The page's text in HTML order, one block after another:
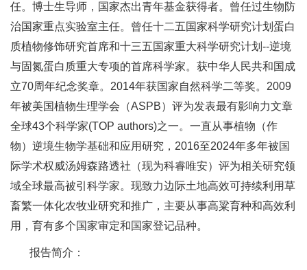
任。博士生导师，国家杰出青年基金获得者。曾任过生物防
治国家重点实验室主任。曾任十二五国家科学研究计划蛋白
质植物修饰研究首席和十三五国家重大科学研究计划--逆境
与固氮蛋白质重大专项的首席科学家。获中华人民共和国成
立70周年纪念奖章。2014年获国家自然科学二等奖。2009
年被美国植物生理学会（ASPB）评为发表最有影响力文章
全球43个科学家(TOP authors)之一。一直从事植物（作
物）逆境生物学基础和应用研究，2016至2024年多年被国
际学术权威汤姆森路透社（现为科睿唯安）评为相关研究领
域全球最高被引科学家。现致力边际土地高效可持续利用草
畜繁一体化农牧业研究和推广，主要从事高粱育种和高效利
用，育有多个国家审定和国家登记品种。
报告简介：